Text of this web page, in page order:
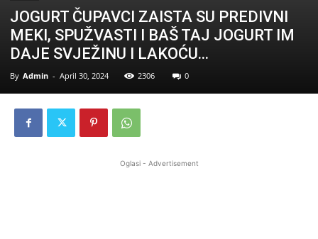
JOGURT ČUPAVCI ZAISTA SU PREDIVNI
MEKI, SPUŽVASTI I BAŠ TAJ JOGURT IM
DAJE SVJEŽINU I LAKOĆU…
By Admin - April 30, 2024 2306 0
Oglasi - Advertisement